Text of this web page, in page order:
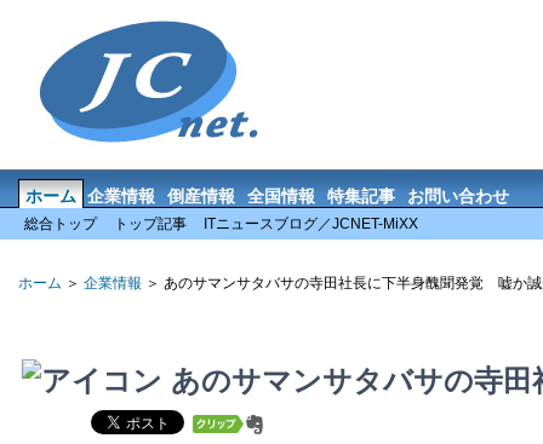
ホーム 企業情報 倒産情報 全国情報 特集記事 お問い合わせ
総合トップ トップ記事 ITニュースブログ／JCNET-MiXX
ホーム ＞ 企業情報 ＞ あのサマンサタバサの寺田社長に下半身醜聞発覚 嘘か
あのサマンサタバサの寺